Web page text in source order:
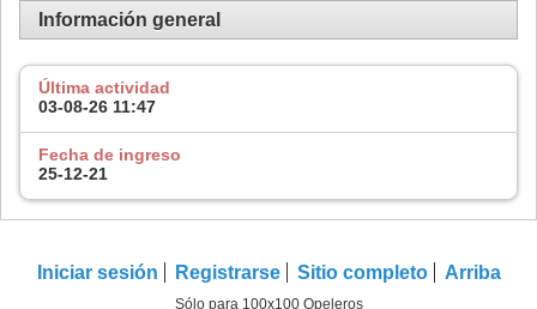
Información general
Última actividad
03-08-26 11:47
Fecha de ingreso
25-12-21
Iniciar sesión Registrarse Sitio completo Arriba
Sólo para 100x100 Opeleros